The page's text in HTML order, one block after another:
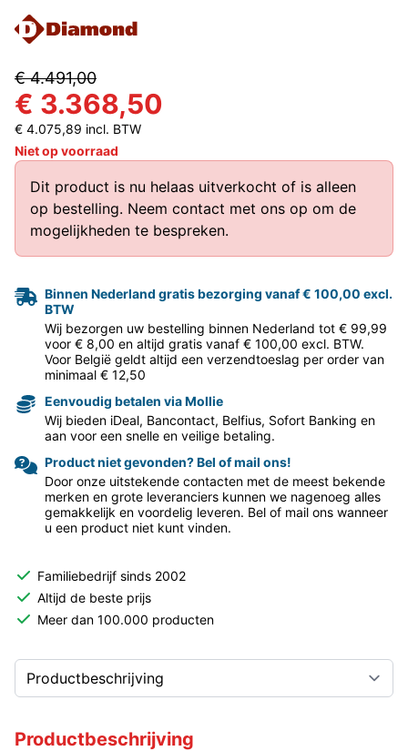
€ 4.491,00
€ 3.368,50
€ 4.075,89 incl. BTW
Niet op voorraad
Dit product is nu helaas uitverkocht of is alleen
op bestelling. Neem contact met ons op om de
mogelijkheden te bespreken.
Binnen Nederland gratis bezorging vanaf € 100,00 excl.
BTW
Wij bezorgen uw bestelling binnen Nederland tot € 99,99
voor € 8,00 en altijd gratis vanaf € 100,00 excl. BTW.
Voor België geldt altijd een verzendtoeslag per order van
minimaal € 12,50
Eenvoudig betalen via Mollie
Wij bieden iDeal, Bancontact, Belfius, Sofort Banking en
aan voor een snelle en veilige betaling.
Product niet gevonden? Bel of mail ons!
Door onze uitstekende contacten met de meest bekende
merken en grote leveranciers kunnen we nagenoeg alles
gemakkelijk en voordelig leveren. Bel of mail ons wanneer
u een product niet kunt vinden.
Familiebedrijf sinds 2002
Altijd de beste prijs
Meer dan 100.000 producten
Productbeschrijving